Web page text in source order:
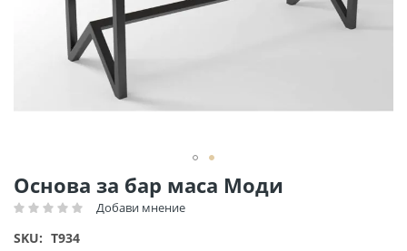
Основа за бар маса Моди
Рейтинг: Добави мнение
SKU T934
Преминете
към
началото
на